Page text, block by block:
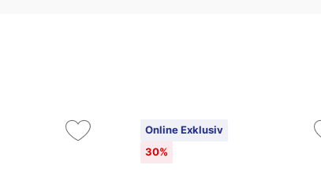
Online Exklusiv
30%